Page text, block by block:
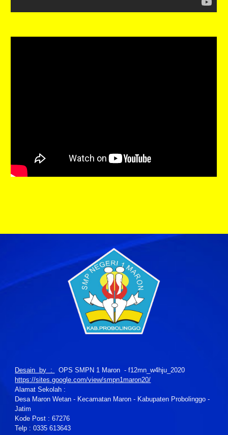
Desain by :
OPS SMPN 1 Maron - f12mn_w4hju_2020
https://sites.google.com/view/smpn1maron20/
Alamat Sekolah :
Desa Maron Wetan - Kecamatan Maron - Kabupaten Probolinggo -
Jatim
Kode Post : 67276
Telp : 0335 613643